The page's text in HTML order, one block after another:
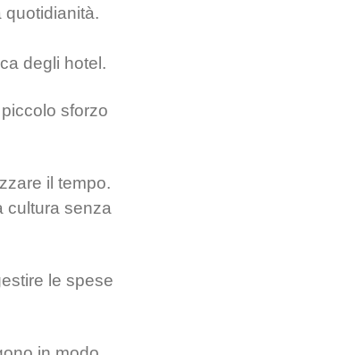
quotidianità.
degli hotel.
sforzo
il tempo.
cultura senza
le spese